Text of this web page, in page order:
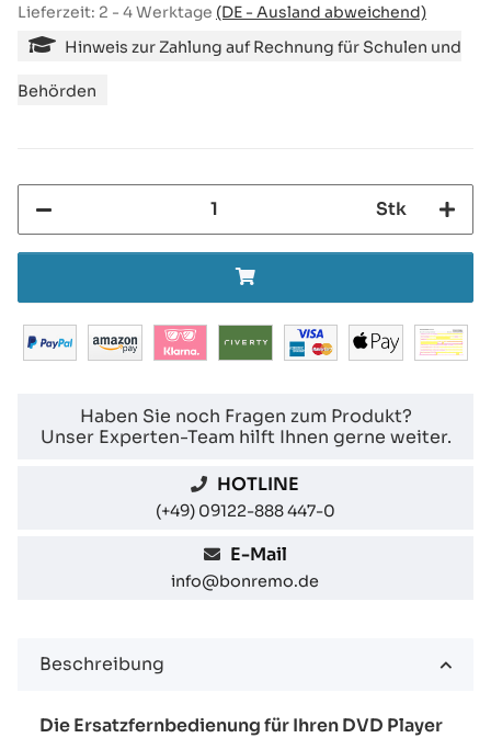
Lieferzeit: 2 - 4 Werktage (DE - Ausland abweichend)
Hinweis zur Zahlung auf Rechnung für Schulen und
Behörden
Stk
Haben Sie noch Fragen zum Produkt?
Unser Experten-Team hilft Ihnen gerne weiter.
HOTLINE
(+49) 09122-888 447-0
E-Mail
info@bonremo.de
Beschreibung
Die Ersatzfernbedienung für Ihren DVD Player